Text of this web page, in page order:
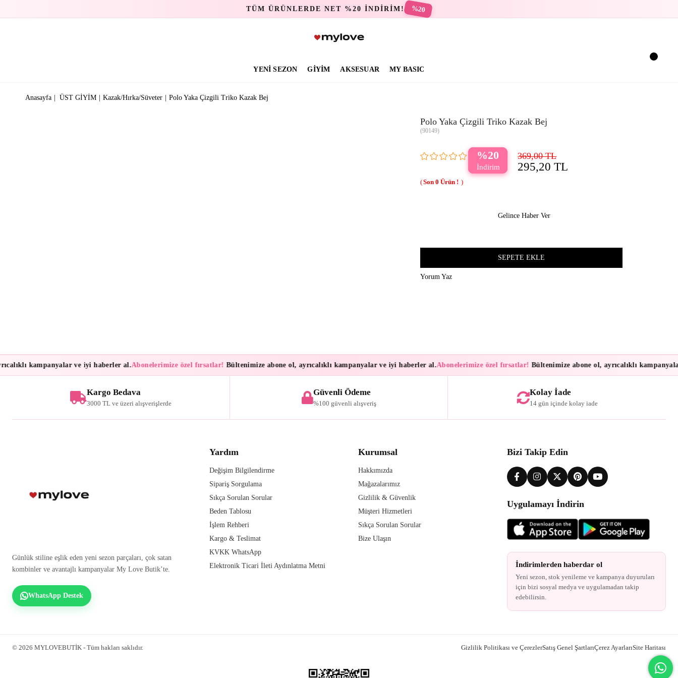
TÜM ÜRÜNLERDE NET %20 İNDİRİM! %20
YENİ SEZON GİYİM AKSESUAR MY BASIC
Anasayfa ÜST GİYİM Kazak/Hırka/Süveter Polo Yaka Çizgili Triko Kazak Bej
Polo Yaka Çizgili Triko Kazak Bej
(90149)
20 369,00 TL
295,20 TL
0
Gelince Haber Ver
Yorum Yaz
kampanyalar ve iyi haberler al.Abonelerimize özel fırsatlar!Bültenimize abone ol, ayrıcalıklı kampanyalar ve iyi haberler al.Abonelerimize özel fırsatlar!Bültenimize abone ol, ayrıcalıklı
Kargo Bedava
3000 TL ve üzeri alışverişlerde
Güvenli Ödeme
%100 güvenli alışveriş
Kolay İade
14 gün içinde kolay iade
Günlük stiline eşlik eden yeni sezon parçaları, çok satan
kombinler ve avantajlı kampanyalar My Love Butik’te.
WhatsApp Destek
Yardım
Değişim Bilgilendirme
Sipariş Sorgulama
Sıkça Sorulan Sorular
Beden Tablosu
İşlem Rehberi
Kargo & Teslimat
KVKK WhatsApp
Elektronik Ticari İleti Aydınlatma Metni
Kurumsal
Hakkımızda
Mağazalarımız
Gizlilik & Güvenlik
Müşteri Hizmetleri
Sıkça Sorulan Sorular
Bize Ulaşın
Bizi Takip Edin
Uygulamayı İndirin
İndirimlerden haberdar ol
Yeni sezon, stok yenileme ve kampanya duyuruları
için bizi sosyal medya ve uygulamadan takip
edebilirsin.
© 2026 MYLOVEBUTİK - Tüm hakları saklıdır. Gizlilik Politikası ve ÇerezlerSatış Genel ŞartlarıÇerez AyarlarıSite Haritası